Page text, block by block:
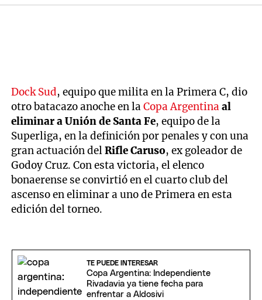
Dock Sud, equipo que milita en la Primera C, dio
otro batacazo anoche en laCopa Argentina al
eliminar a Unión de Santa Fe, equipo de la
Superliga, en la definición por penales y con una
gran actuación delRifle Caruso, ex goleador de
Godoy Cruz. Con esta victoria, el elenco
bonaerense se convirtió en el cuarto club del
ascenso en eliminar a uno de Primera en esta
edición del torneo.
TE PUEDE INTERESAR
Copa Argentina: Independiente
Rivadavia ya tiene fecha para
enfrentar a Aldosivi